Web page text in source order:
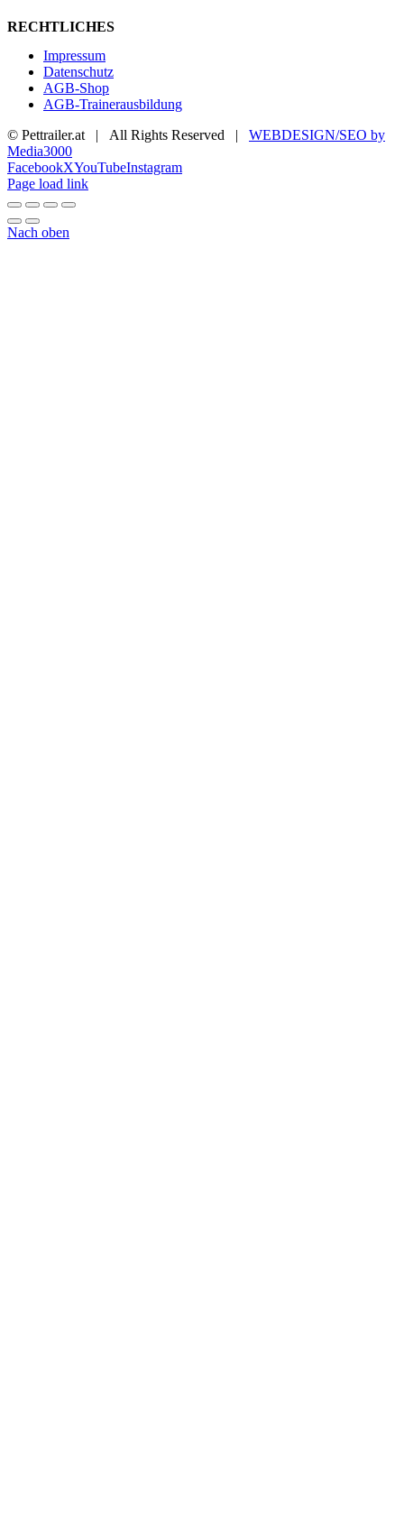
RECHTLICHES
Impressum
Datenschutz
AGB-Shop
AGB-Trainerausbildung
© Pettrailer.at | All Rights Reserved | WEBDESIGN/SEO by
Media3000
FacebookXYouTubeInstagram
Page load link
Nach oben